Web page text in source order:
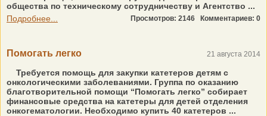
общества по техническому сотрудничеству и Агентство ...
Подробнее...
Просмотров: 2146 Комментариев: 0
Помогать легко 21 августа 2014
Требуется помощь для закупки катетеров детям с
онкологическими заболеваниями. Группа по оказанию
благотворительной помощи “Помогать легко” собирает
финансовые средства на катетеры для детей отделения
онкогематологии. Необходимо купить 40 катетеров ...